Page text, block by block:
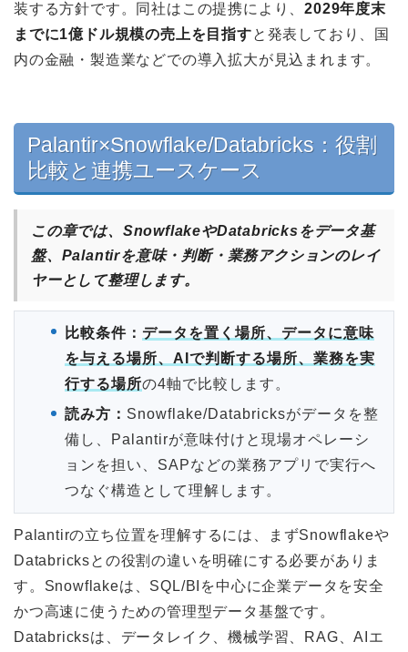
装する方針です。同社はこの提携により、2029年度末
までに1億ドル規模の売上を目指すと発表しており、国
内の金融・製造業などでの導入拡大が見込まれます。
Palantir×Snowflake/Databricks：役割
比較と連携ユースケース
この章では、SnowflakeやDatabricksをデータ基
盤、Palantirを意味・判断・業務アクションのレイ
ヤーとして整理します。
比較条件： データを置く場所、データに意味
を与える場所、AIで判断する場所、業務を実
行する場所の4軸で比較します。
読み方： Snowflake/Databricksがデータを整
備し、Palantirが意味付けと現場オペレーシ
ョンを担い、SAPなどの業務アプリで実行へ
つなぐ構造として理解します。
Palantirの立ち位置を理解するには、まずSnowflakeや
Databricksとの役割の違いを明確にする必要がありま
す。Snowflakeは、SQL/BIを中心に企業データを安全
かつ高速に使うための管理型データ基盤です。
Databricksは、データレイク、機械学習、RAG、AIエ